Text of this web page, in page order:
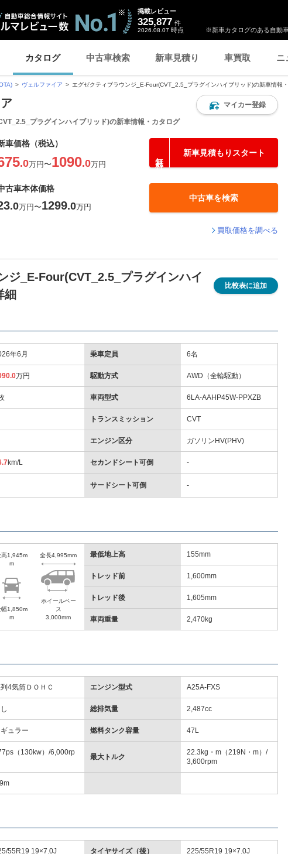
※新車カタログのある自動
掲載レビュー
325,877 件
2026.08.07 時点
カタログ 中古車検索 新車見積り 車買取 ニ
ヴェルファイア エグゼクティブラウンジ_E-Four(CVT_2.5_プラグインハイブリッド)の新車情報
プラグインハイブリッド)の新車情報・カタログ
マイカー登録
車価格（税込）
.0万円〜1090.0万円
新車見積もりスタート
古車本体価格
.0万円〜1299.0万円
中古車を検索
買取価格を調べる
ジ_E-Four(CVT_2.5_プラグインハイ
細
比較表に追加
年6月 乗車定員 6名
万円 駆動方式 AWD（全輪駆動）
車両型式 6LA-AAHP45W-PPXZB
トランスミッション CVT
エンジン区分 ガソリンHV(PHV)
km/L セカンドシート可倒 -
サードシート可倒 -
高1,945m
m
幅1,850m
m
全長4,995mm
ホイールベー
ス
3,000mm
最低地上高 155mm
トレッド前 1,600mm
トレッド後 1,605mm
車両重量 2,470kg
4気筒ＤＯＨＣ エンジン型式 A25A-FXS
総排気量 2,487cc
ュラー 燃料タンク容量 47L
（130kw）/6,000rp
最大トルク
22.3kg・m（219N・m）/
3,600rpm
55R19 19×7.0J タイヤサイズ（後） 225/55R19 19×7.0J